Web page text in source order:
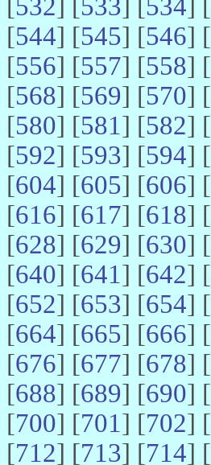
[532] [533] [534] [
[544] [545] [546] [
[556] [557] [558] [
[568] [569] [570] [
[580] [581] [582] [
[592] [593] [594] [
[604] [605] [606] [
[616] [617] [618] [
[628] [629] [630] [
[640] [641] [642] [
[652] [653] [654] [
[664] [665] [666] [
[676] [677] [678] [
[688] [689] [690] [
[700] [701] [702] [
[712] [713] [714] [